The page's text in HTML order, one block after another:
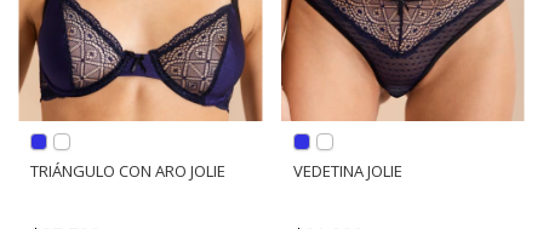
TRIÁNGULO CON ARO JOLIE VEDETINA JOLIE